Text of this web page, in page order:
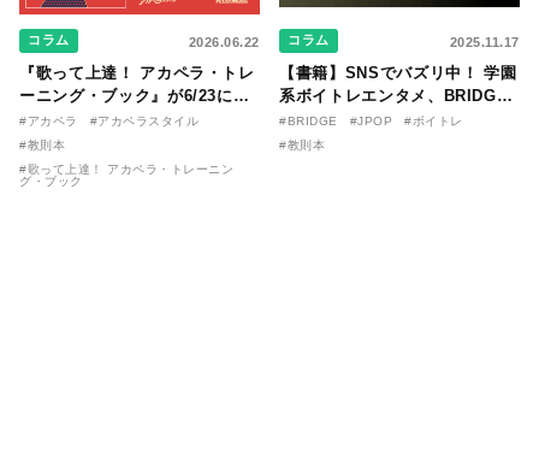
コラム 2026.06.22
『歌って上達！ アカペラ・トレ
ーニング・ブック』が6/23に発
売！ 課題曲音源・音取り用アプ
リを公開。
#アカペラ
#アカペラスタイル
#教則本
#歌って上達！ アカペラ・トレーニン
グ・ブック
コラム 2025.11.17
【書籍】SNSでバズリ中！ 学園
系ボイトレエンタメ、BRIDGE
が届ける教則本『１分で攻略！
ボイスタイプ別で挑む歌の上達
#BRIDGE #JPOP
#ボイトレ
#教則本